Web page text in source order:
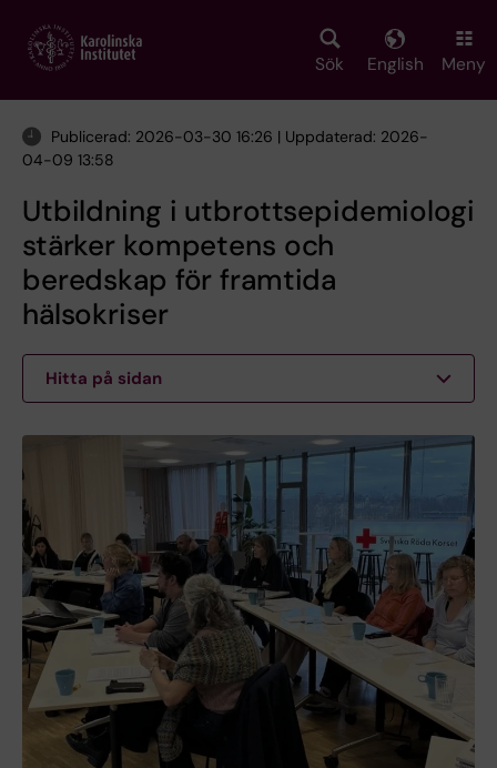
main
Sök English Meny
Publicerad: 2026-03-30 16:26 | Uppdaterad: 2026-
04-09 13:58
Utbildning i utbrottsepidemiologi
stärker kompetens och
beredskap för framtida
hälsokriser
Hitta på sidan